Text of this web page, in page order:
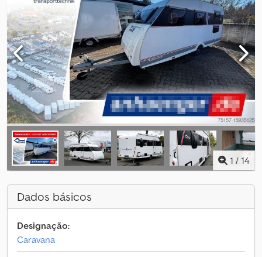
1 / 14
Dados básicos
Designação:
Caravana